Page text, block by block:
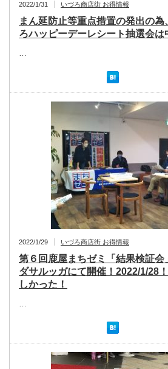
2022/1/31 いづろ商店街 お得情報
まん延防止等重点措置の発出の
ろハッピーデーレシート抽選会は
…
2022/1/29 いづろ商店街 お得情報
第６回鹿屋まちゼミ「結果検証会
ダサルッガにて開催！2022/1/28
しかった！
…